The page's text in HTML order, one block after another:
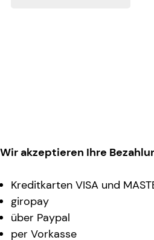
Wir akzeptieren Ihre
Kreditkarten VISA und
giropay
über Paypal
per Vorkasse